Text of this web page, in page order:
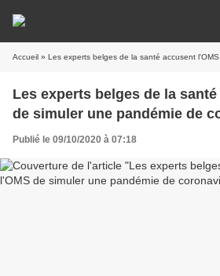
Accueil » Les experts belges de la santé accusent l'OMS de
Les experts belges de la
de simuler une pandémie de
Publié le 09/10/2020 à 07:18